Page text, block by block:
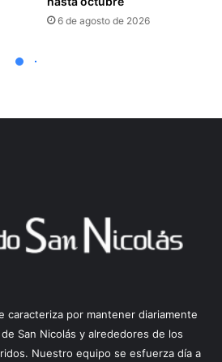
caracteriza por mantener diariamente
San Nicolás y alrededores de los
Nuestro equipo se esfuerza día a